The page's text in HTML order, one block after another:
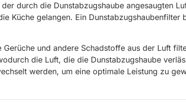
durch die Dunstabzugshaube angesaugten
Küche gelangen. Ein Dunstabzugshaubenfilter
und andere Schadstoffe aus der Luft
die Luft, die die Dunstabzugshaube
werden, um eine optimale Leistung zu